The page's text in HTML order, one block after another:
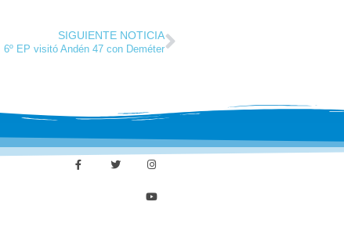
SIGUIENTE NOTICIA
6º EP visitó Andén 47 con Deméter